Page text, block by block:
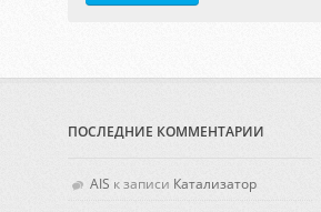
ПОСЛЕДНИЕ КОММЕНТАРИИ
AIS к записи Катализатор